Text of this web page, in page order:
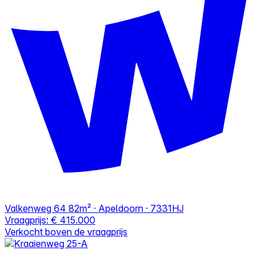
Valkenweg 64 82m² · Apeldoorn · 7331HJ
Vraagprijs: € 415.000
Verkocht boven de vraagprijs